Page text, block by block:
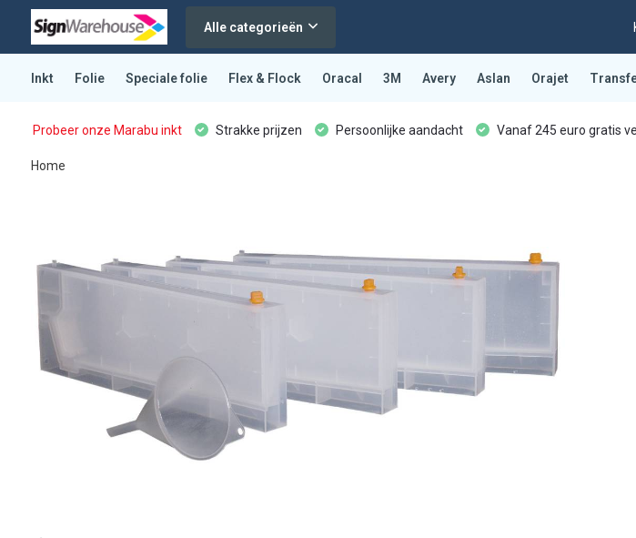
Alle categorieën
Inkt Folie Speciale folie Flex & Flock Oracal 3M Avery Aslan Orajet
Probeer onze Marabu inkt Strakke prijzen Persoonlijke aandacht Vanaf 245 euro gratis
Home